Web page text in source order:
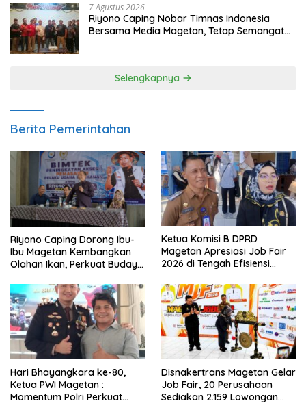
7 Agustus 2026
Riyono Caping Nobar Timnas Indonesia
Bersama Media Magetan, Tetap Semangat
Selengkapnya
Berita Pemerintahan
Riyono Caping Dorong Ibu-
Ibu Magetan Kembangkan
Olahan Ikan, Perkuat Budaya
Ketua Komisi B DPRD
Magetan Apresiasi Job Fair
2026 di Tengah Efisiensi
Hari Bhayangkara ke-80,
Ketua PWI Magetan :
Momentum Polri Perkuat
Disnakertrans Magetan Gelar
Job Fair, 20 Perusahaan
Sediakan 2.159 Lowongan